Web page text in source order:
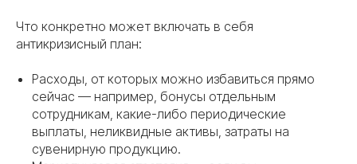
Что конкретно может включать в себя
антикризисный план:
Расходы, от которых можно избавиться прямо
сейчас — например, бонусы отдельным
сотрудникам, какие-либо периодические
выплаты, неликвидные активы, затраты на
сувенирную продукцию.